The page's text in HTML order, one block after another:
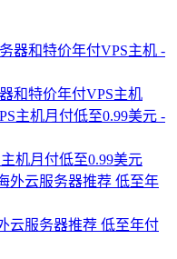
和特价年付VPS主机
机月付低至0.99美元
云服务器推荐 低至年付